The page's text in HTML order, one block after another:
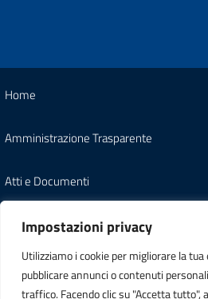
Impostazioni privacy
Utilizziamo i cookie per migliorare la
pubblicare annunci o contenuti
traffico. Facendo clic su "Accetta tutto",
Home
Amministrazione Trasparente
Atti e Documenti
Note Legali
Informativa Privacy